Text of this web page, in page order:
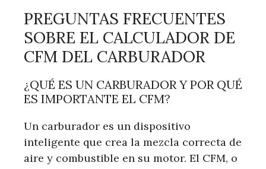
PREGUNTAS FRECUENTES
SOBRE EL CALCULADOR DE
CFM DEL CARBURADOR
¿QUÉ ES UN CARBURADOR Y POR QUÉ
ES IMPORTANTE EL CFM?
Un carburador es un dispositivo
inteligente que crea la mezcla correcta de
aire y combustible en su motor. El CFM, o